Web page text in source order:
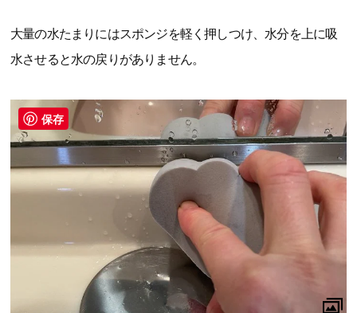
大量の水たまりにはスポンジを軽く押しつけ、水分を上に吸
水させると水の戻りがありません。
保存